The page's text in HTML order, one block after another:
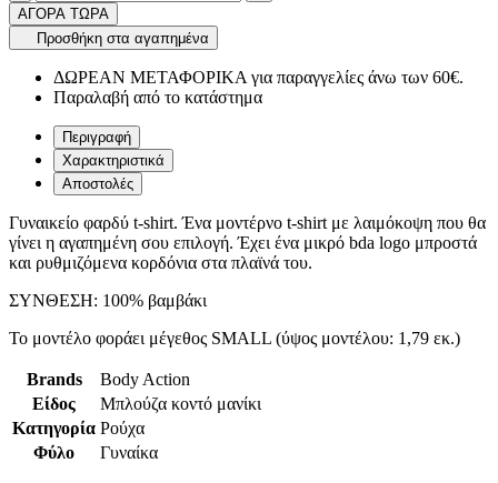
ΑΓΟΡΑ ΤΩΡΑ
Προσθήκη στα αγαπημένα
ΔΩΡΕΑΝ ΜΕΤΑΦΟΡΙΚΑ για παραγγελίες άνω των 60€.
Παραλαβή από το κατάστημα
Περιγραφή
Χαρακτηριστικά
Αποστολές
Γυναικείο φαρδύ t-shirt. Ένα μοντέρνο t-shirt με λαιμόκοψη που θα
γίνει η αγαπημένη σου επιλογή. Έχει ένα μικρό bda logo μπροστά
και ρυθμιζόμενα κορδόνια στα πλαϊνά του.
ΣΥΝΘΕΣΗ: 100% βαμβάκι
Το μοντέλο φοράει μέγεθος SMALL (ύψος μοντέλου: 1,79 εκ.)
Brands
Body Action
Είδος
Μπλούζα κοντό μανίκι
Κατηγορία Ρούχα
Φύλο
Γυναίκα